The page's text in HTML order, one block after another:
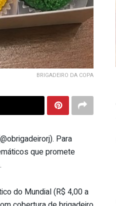
BRIGADEIRO DA COPA
Para
que promete
do Mundial (R$ 4,00 a